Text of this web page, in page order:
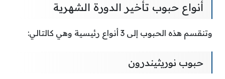
أنواع حبوب تأخير الدورة الشهرية
وتنقسم هذه الحبوب إلى 3 أنواع رئيسية وهي كالتالي:
حبوب نوريثيندرون